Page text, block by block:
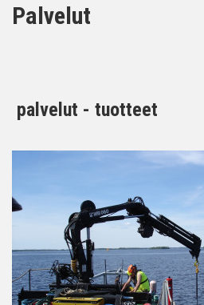
Palvelut
palvelut - tuotteet